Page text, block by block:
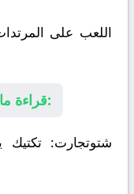
اللعب على
قراءة ما بين سطور النهج الفني للفريقين:
شتوتجارت: تكتيك